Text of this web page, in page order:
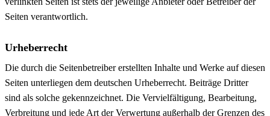
Seiten verantwortlich.
Urheberrecht
Die durch die Seitenbetreiber erstellten Inhalte und Werke auf diesen
Seiten unterliegen dem deutschen Urheberrecht. Beiträge Dritter
sind als solche gekennzeichnet. Die Vervielfältigung, Bearbeitung,
Verbreitung und jede Art der Verwertung außerhalb der Grenzen des